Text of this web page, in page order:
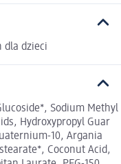
dla dzieci
Sodium Methyl
Hydroxypropyl Guar
10, Argania
Coconut Acid,